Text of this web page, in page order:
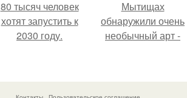
80 тысяч человек
хотят запустить к
2030 году.
Мытищах
обнаружили очень
необычный арт -